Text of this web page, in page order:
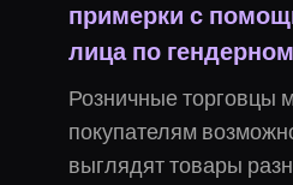
примерки с
лица по
Розничные торговцы
покупателям
выглядят товары